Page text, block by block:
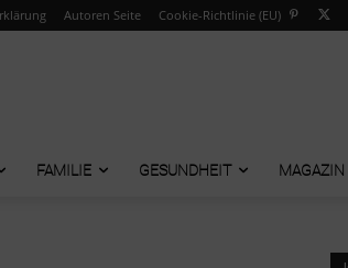
Autoren Seite Cookie-Richtlinie (EU)
FAMILIE GESUNDHEIT MAGAZIN